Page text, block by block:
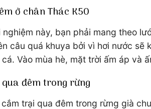
ở chân Thác K50
này, bạn phải mang theo
câu quá khuya bởi vì hơi nước
Vào mùa hè, mặt trời ấm áp và
đêm trong rừng
trại qua đêm trong rừng già